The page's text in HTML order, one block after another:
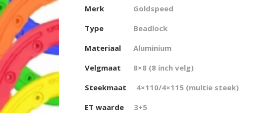
Merk
Goldspeed
Type
Beadlock
Materiaal
Aluminium
Velgmaat
8×8 (8 inch velg)
Steekmaat
4×110/4×115 (multie steek)
ET waarde
3+5